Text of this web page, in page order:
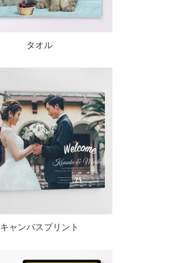
タオル
キャンバスプリント